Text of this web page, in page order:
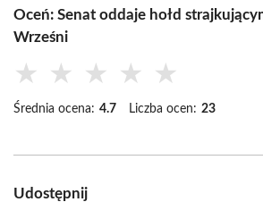
Oceń: Senat oddaje hołd
Wrześni
★ ★ ★ ★ ★
Średnia ocena: 4.7 Liczba ocen: 23
Udostępnij